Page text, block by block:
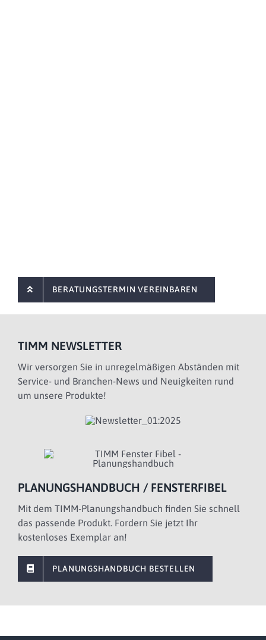
BERATUNGSTERMIN VEREINBAREN
TIMM NEWSLETTER
Wir versorgen Sie in unregelmäßigen Abständen mit
Service- und Branchen-News und Neuigkeiten rund
um unsere Produkte!
PLANUNGSHANDBUCH / FENSTERFIBEL
Mit dem TIMM-Planungshandbuch finden Sie schnell
das passende Produkt. Fordern Sie jetzt Ihr
kostenloses Exemplar an!
PLANUNGSHANDBUCH BESTELLEN